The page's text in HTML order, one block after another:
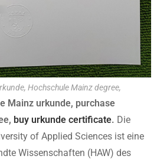
Hochschule Mainz degree,
Mainz urkunde, purchase
buy urkunde certificate. Die
of Applied Sciences ist eine
Wissenschaften (HAW) des